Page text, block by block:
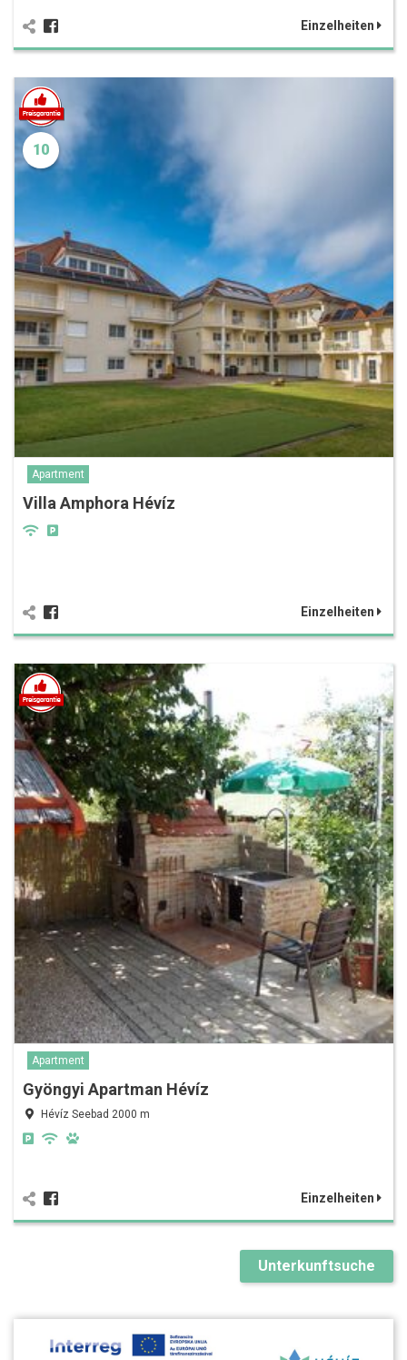
Einzelheiten
10
Apartment
Villa Amphora Hévíz
Einzelheiten
Apartment
Gyöngyi Apartman Hévíz
Hévíz Seebad 2000 m
Einzelheiten
Unterkunftsuche